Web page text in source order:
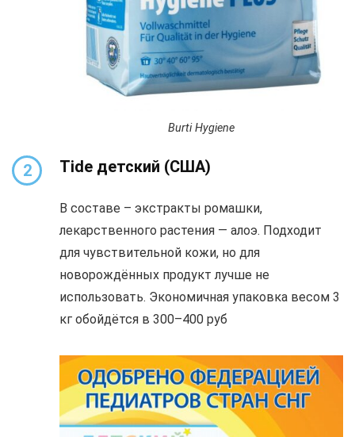
Burti Hygiene
2 Tide детский (США)
В составе – экстракты ромашки,
лекарственного растения — алоэ. Подходит
для чувствительной кожи, но для
новорождённых продукт лучше не
использовать. Экономичная упаковка весом 3
кг обойдётся в 300–400 руб